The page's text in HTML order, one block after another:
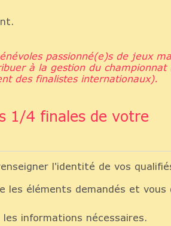
passionné(e)s de jeux
à la gestion du championnat
des finalistes internationaux).
1/4 finales de votre
l'identité de vos
les éléments demandés et vous
informations nécessaires.